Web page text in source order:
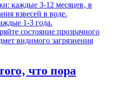
каждые 3-12 месяцев‚ в
взвесей в воде.
1-3 года.
состояние прозрачного
видимого загрязнения
что пора